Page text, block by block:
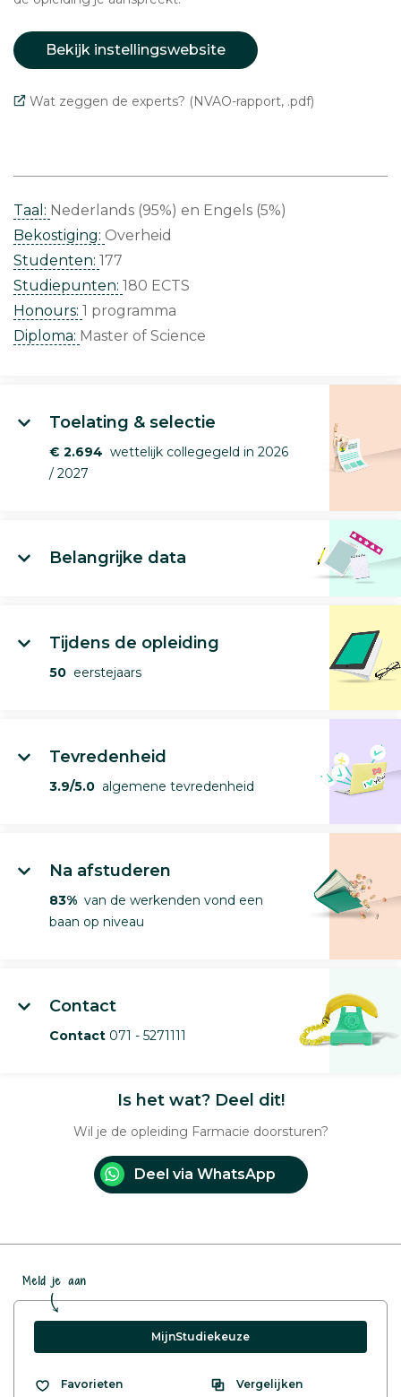
Bekijk instellingswebsite
Wat zeggen de experts? (NVAO-rapport, .pdf)
Taal: Nederlands (95%)
Engels (5%)
Bekostiging: Overheid
Studenten: 177
Studiepunten: 180 ECTS
Honours: 1 programma
Diploma: Master of Science
Toelating & selectie
€ 2.694 wettelijk collegegeld in 2026
/ 2027
Belangrijke data
Tijdens de opleiding
50 eerstejaars
Tevredenheid
3.9/5.0 algemene tevredenheid
Na afstuderen
83% van de werkenden vond een
baan op niveau
Contact
Contact 071 - 5271111
Is het wat? Deel dit!
Wil je de opleiding Farmacie doorsturen?
Deel via WhatsApp
Meld je aan
MijnStudiekeuze
Favorieten Vergelijken